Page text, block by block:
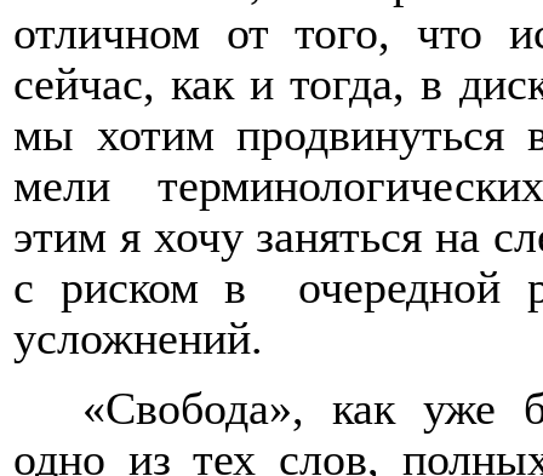
отличном от того, что
сейчас, как и тогда, в
мы хотим продвинуться
мели
этим я хочу заняться на
с риском в
очередной
усложнений.
«Свобода», как уже
одно из тех слов,